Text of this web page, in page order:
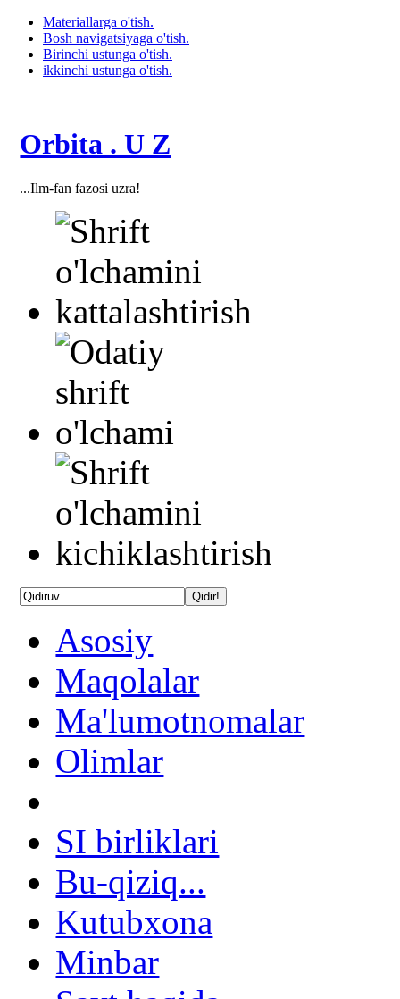
Materiallarga o'tish.
Bosh navigatsiyaga o'tish.
Birinchi ustunga o'tish.
ikkinchi ustunga o'tish.
Orbita . U Z
...Ilm-fan fazosi uzra!
Asosiy
Maqolalar
Ma'lumotnomalar
Olimlar
SI birliklari
Bu-qiziq...
Kutubxona
Minbar